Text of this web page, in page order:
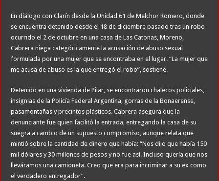
En diálogo con Clarín desde la Unidad 61 de Melchor Romero, donde
se encuentra detenido desde el 18 de diciembre pasado tras un robo
ocurrido el 2 de octubre en una casa de Las Catonas, Moreno,
Cabrera niega categóricamente la acusación de abuso sexual
formulada por una mujer que se encontraba en el lugar. “La mujer que
me acusa de abuso es la que entregó el robo”, sostiene.
Detenido en una vivienda de Pilar, se encontraron chalecos policiales,
insignias de la Policía Federal Argentina, gorras de la Bonaerense,
pasamontañas y precintos plásticos. Cabrera asegura que la
denunciante fue quien facilitó la entrada, entregando la casa de su
suegra a cambio de un supuesto compromiso, aunque relata que
mintió sobre la cantidad de dinero que había: “Nos dijo que había 150
mil dólares y 30 millones de pesos y no fue así. Incluso quería que nos
lleváramos una camioneta. Creo que era para incriminar a su ex como
el verdadero entregador”.